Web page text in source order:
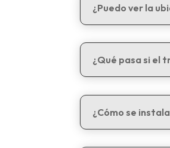
¿Puedo ver la
¿Qué pasa si el
¿Cómo se